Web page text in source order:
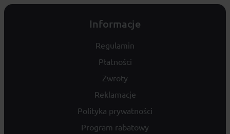
Informacje
Regulamin
Płatności
Zwroty
Reklamacje
Polityka prywatności
Program rabatowy